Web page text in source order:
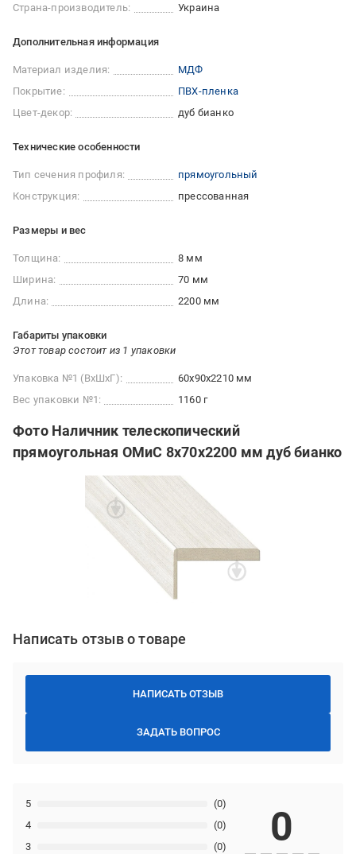
Страна-производитель: Украина
Дополнительная информация
Материал изделия:
МДФ
Покрытие:
ПВХ-пленка
Цвет-декор:
дуб бианко
Технические особенности
Тип сечения профиля:
прямоугольный
Конструкция:
прессованная
Размеры и вес
Толщина:
8 мм
Ширина:
70 мм
Длина:
2200 мм
Габариты упаковки
Этот товар состоит из 1 упаковки
Упаковка №1 (ВхШхГ):
60x90x2210 мм
Вес упаковки №1:
1160 г
Фото Наличник телескопический
прямоугольная ОМиС 8х70х2200 мм дуб бианко
Написать отзыв о товаре
НАПИСАТЬ ОТЗЫВ
ЗАДАТЬ ВОПРОС
3 (0)
4 (0)
5 (0)
0